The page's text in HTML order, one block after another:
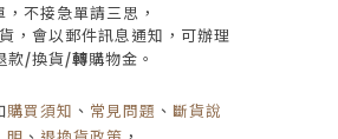
不接急單請三思 ，
，會以郵件訊息通知，可辦理
款/換貨/轉購物金。
購買須知 、 常見問題 、 斷貨說